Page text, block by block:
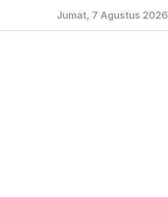
Jumat, 7 Agustus 2026